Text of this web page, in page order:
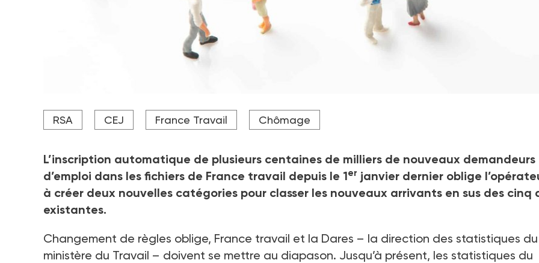
Les futures publications de la Dares et de France travail viendront ajouter deux nouvelles catégories d'inscrits à
France travail : "F" pour les personnes accompagnées dans le cadre d'un parcours social, "G" pour les bénéficiaires
RSA CEJ France Travail Chômage
L’inscription automatique de plusieurs centaines de milliers de nouveaux demandeurs
d’emploi dans les fichiers de France travail depuis le 1er janvier dernier oblige
à créer deux nouvelles catégories pour classer les nouveaux arrivants en sus des cinq
existantes.
Changement de règles oblige, France travail et la Dares – la direction des statistiques du
ministère du Travail – doivent se mettre au diapason. Jusqu’à présent, les statistiques du